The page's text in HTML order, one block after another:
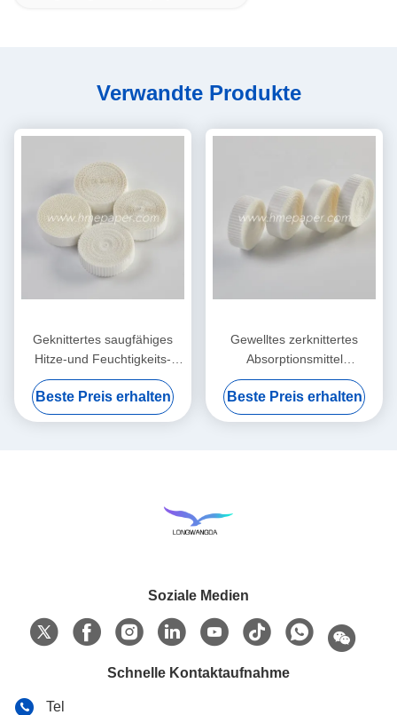
Verwandte Produkte
Geknittertes saugfähiges
Hitze-und Feuchtigkeits-
Austauscher-nass
Filterpapier-Element
Beste Preis erhalten
Gewelltes zerknittertes
Absorptionsmittel
Filterpapier-Hitze-und
Feuchtigkeits-Austausch
Beste Preis erhalten
Soziale Medien
Schnelle Kontaktaufnahme
Tel